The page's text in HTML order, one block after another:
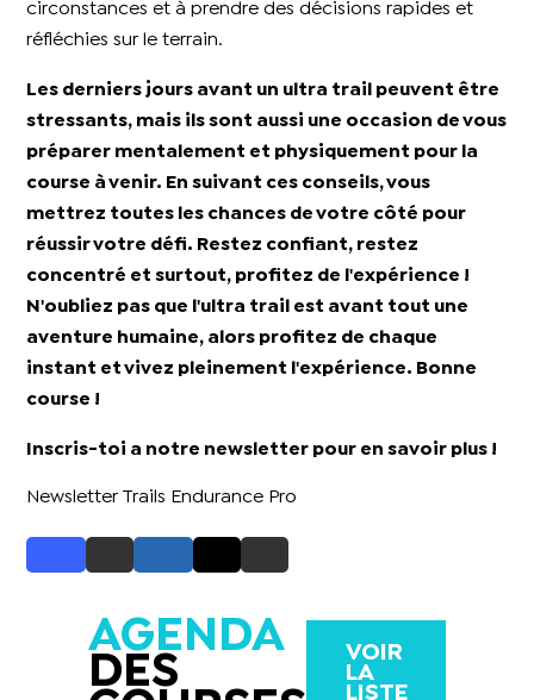
circonstances et à prendre des décisions rapides et
réfléchies sur le terrain.
Les derniers jours avant un ultra trail peuvent être
stressants, mais ils sont aussi une occasion de vous
préparer mentalement et physiquement pour la
course à venir. En suivant ces conseils, vous
mettrez toutes les chances de votre côté pour
réussir votre défi. Restez confiant, restez
concentré et surtout, profitez de l'expérience !
N'oubliez pas que l'ultra trail est avant tout une
aventure humaine, alors profitez de chaque
instant et vivez pleinement l'expérience. Bonne
course !
Inscris-toi a notre newsletter pour en savoir plus !
Newsletter Trails Endurance Pro
AGENDA
DES
VOIR
LA
LISTE